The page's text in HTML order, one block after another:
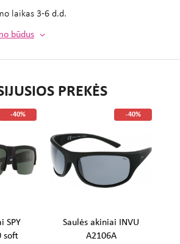
laikas 3-6 d.d.
būdus
PREKĖS
-40%
SPY
soft
-40%
Saulės akiniai INVU
A2106A